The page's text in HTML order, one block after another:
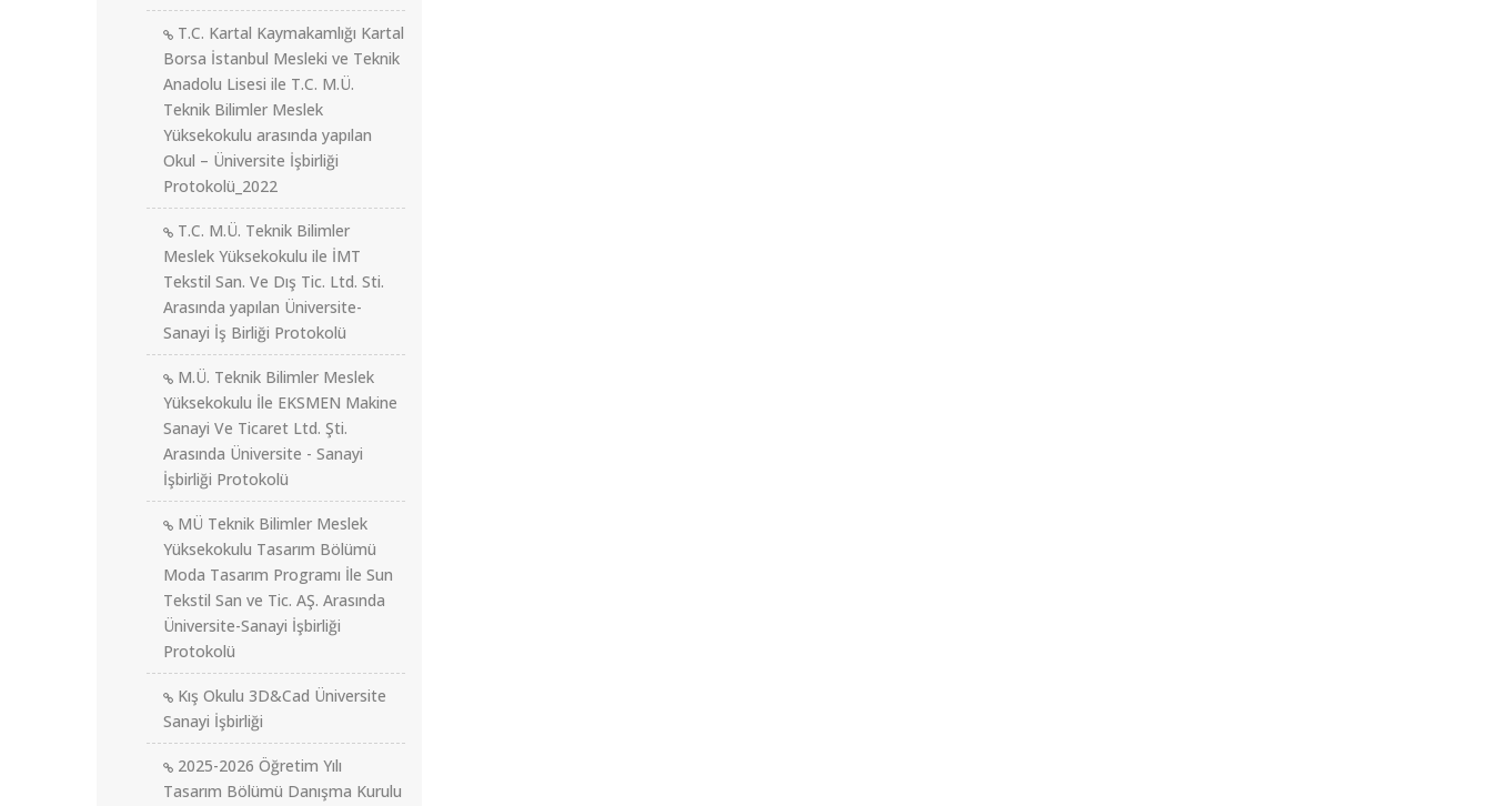
T.C. Kartal Kaymakamlığı Kartal
Borsa İstanbul Mesleki ve Teknik
Anadolu Lisesi ile T.C. M.Ü.
Teknik Bilimler Meslek
Yüksekokulu arasında yapılan
Okul – Üniversite İşbirliği
Protokolü_2022
T.C. M.Ü. Teknik Bilimler
Meslek Yüksekokulu ile İMT
Tekstil San. Ve Dış Tic. Ltd. Sti.
Arasında yapılan Üniversite-
Sanayi İş Birliği Protokolü
M.Ü. Teknik Bilimler Meslek
Yüksekokulu İle EKSMEN Makine
Sanayi Ve Ticaret Ltd. Şti.
Arasında Üniversite - Sanayi
İşbirliği Protokolü
MÜ Teknik Bilimler Meslek
Yüksekokulu Tasarım Bölümü
Moda Tasarım Programı İle Sun
Tekstil San ve Tic. AŞ. Arasında
Üniversite-Sanayi İşbirliği
Protokolü
Kış Okulu 3D&Cad Üniversite
Sanayi İşbirliği
2025-2026 Öğretim Yılı
Tasarım Bölümü Danışma Kurulu